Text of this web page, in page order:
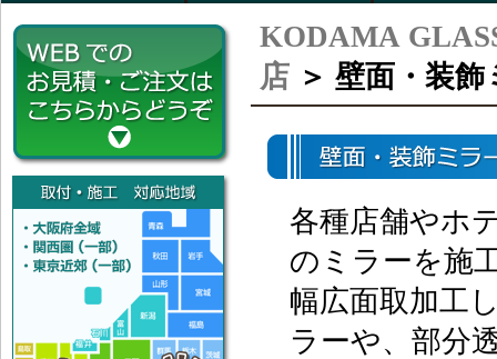
KODAMA
店 ＞ 壁面・装
各種店舗やホ
のミラーを施
幅広面取加工
ラーや、部分